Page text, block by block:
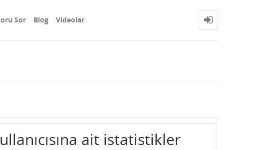
Sor Blog Videolar
ait istatistikler